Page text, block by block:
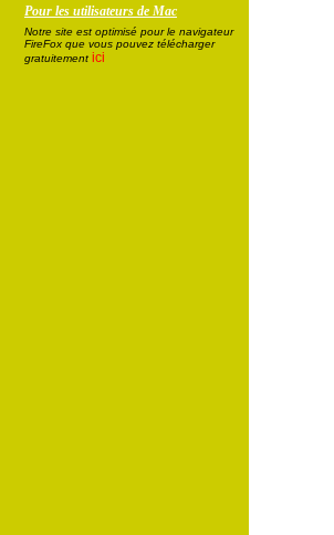
Pour les utilisateurs de Mac
Notre site est optimisé pour le navigateur
FireFox que vous pouvez télécharger
gratuitement ici